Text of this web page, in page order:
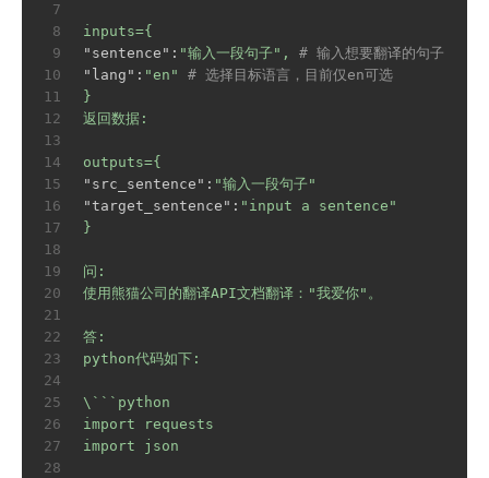
7
8
9
10
11
12
13
14
15
16
17
18
19
20
21
22
23
24
25
26
27
28
inputs={
"sentence": "输入一段句子" ,
# 输入想要翻译的句子
"lang": "en"
# 选择目标语言，目前仅en可选
}
返回数据:
outputs={
"src_sentence": "输入一段句子"
"target_sentence": "input a sentence"
}
问:
使用熊猫公司的翻译API文档翻译："我爱你"。
答:
python代码如下:
\```python
import
requests
import
json